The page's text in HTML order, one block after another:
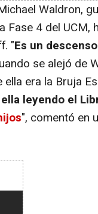
Waldron,
4 del UCM,
"Es un
se alejó de
era la Bruja
ella leyendo el
", comentó en